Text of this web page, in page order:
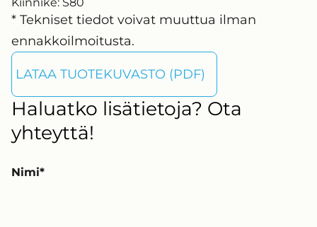
Kiinnike: S80
* Tekniset tiedot voivat muuttua ilman
ennakkoilmoitusta.
LATAA TUOTEKUVASTO (PDF)
Haluatko lisätietoja? Ota
yhteyttä!
Nimi